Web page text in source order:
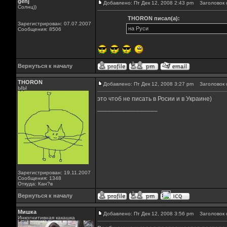
Солнц))
Зарегистрирован: 07.07.2007
Сообщения: 8506
Добавлено: Пт Дек 12, 2008 2:43 pm Заголовок
THORON писал(а):
на Руси
Вернуться к началу
THORON
ЫЫ
Зарегистрирован: 19.11.2007
Сообщения: 1348
Откуда: Кан?в
Добавлено: Пт Дек 12, 2008 3:27 pm Заголовок
это чтоб не писать в Росии и в Украине)
Вернуться к началу
Мишка
Инкогнитивная какашка
Добавлено: Пт Дек 12, 2008 3:56 pm Заголовок